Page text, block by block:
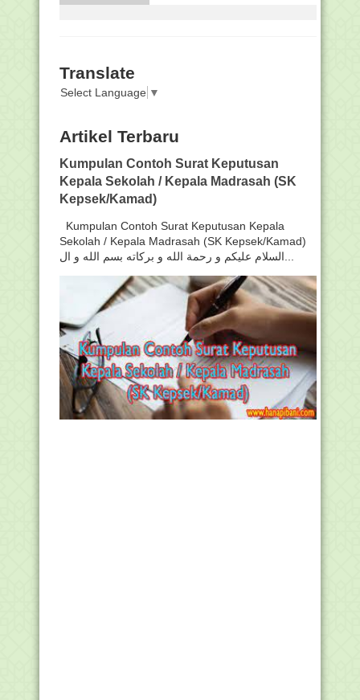
Translate
Select Language ▼
Artikel Terbaru
Kumpulan Contoh Surat Keputusan
Kepala Sekolah / Kepala Madrasah (SK
Kepsek/Kamad)
Kumpulan Contoh Surat Keputusan Kepala
Sekolah / Kepala Madrasah (SK Kepsek/Kamad)